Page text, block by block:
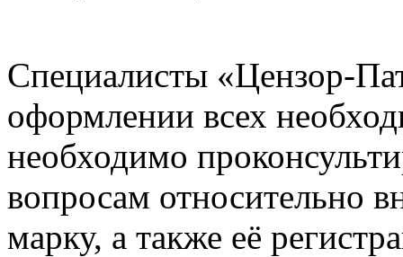
Специалисты «Цензор-
оформлении всех
необходимо
вопросам относительно
марку, а также её